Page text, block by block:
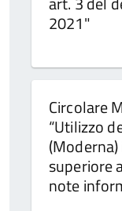
2021"
Circolare
“Utilizzo
superiore
note